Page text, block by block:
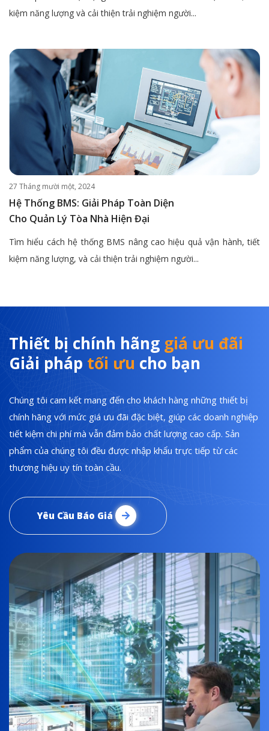
kiệm năng lượng và cải thiện trải nghiệm người...
27 Tháng mười một, 2024
Hệ Thống BMS: Giải Pháp Toàn Diện
Cho Quản Lý Tòa Nhà Hiện Đại
Tìm hiểu cách hệ thống BMS nâng cao hiệu quả vận hành, tiết
kiệm năng lượng, và cải thiện trải nghiệm người...
Thiết bị chính hãng giá ưu đãi
Giải pháp tối ưu cho bạn
Chúng tôi cam kết mang đến cho khách hàng những thiết bị
chính hãng với mức giá ưu đãi đặc biệt, giúp các doanh nghiệp
tiết kiệm chi phí mà vẫn đảm bảo chất lượng cao cấp. Sản
phẩm của chúng tôi đều được nhập khẩu trực tiếp từ các
thương hiệu uy tín toàn cầu.
Yêu Cầu Báo Giá